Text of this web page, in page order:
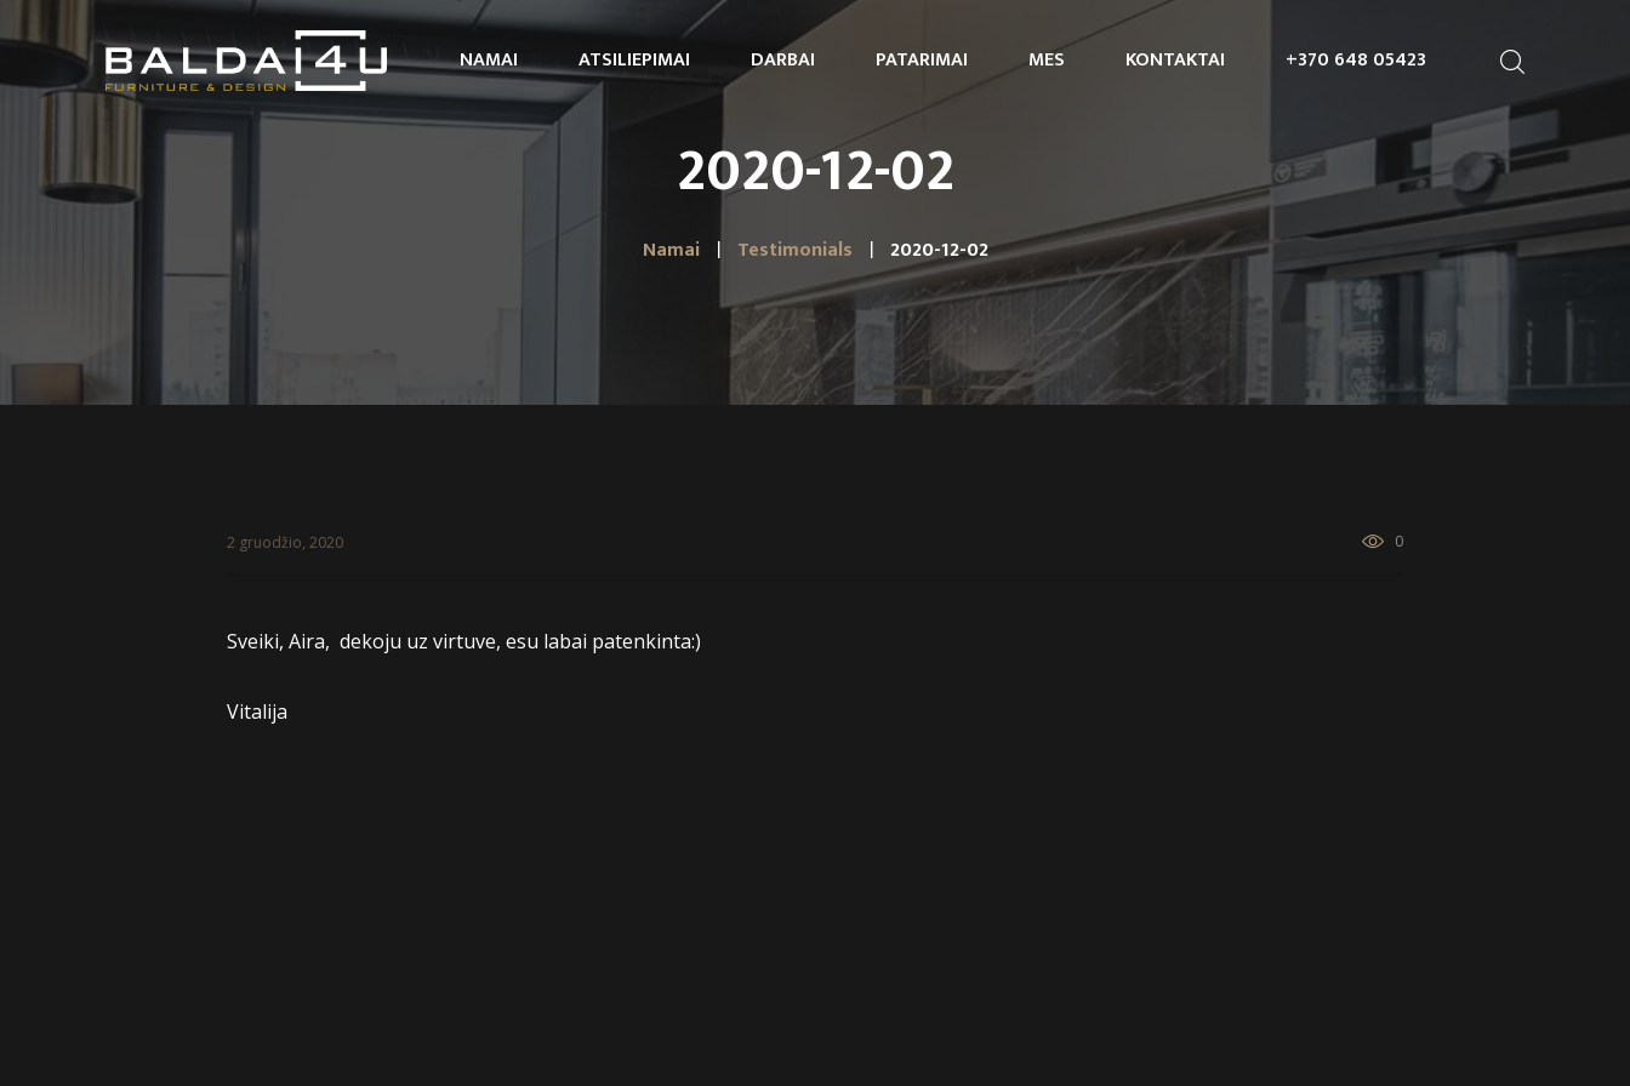
NAMAI ATSILIEPIMAI DARBAI PATARIMAI MES KONTAKTAI +370 648 05423
2020-12-02
Namai Testimonials 2020-12-02
2 gruodžio, 2020 0
Sveiki, Aira, dekoju uz virtuve, esu labai patenkinta:)
Vitalija